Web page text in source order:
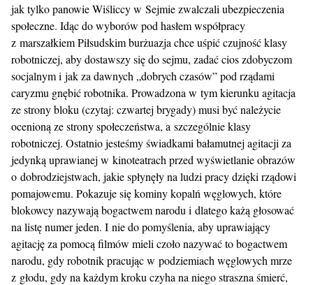
jak tylko panowie Wiśliccy w Sejmie zwalczali ubezpieczenia
społeczne. Idąc do wyborów pod hasłem współpracy
z marszałkiem Piłsudskim burżuazja chce uśpić czujność klasy
robotniczej, aby dostawszy się do sejmu, zadać cios zdobyczom
socjalnym i jak za dawnych „dobrych czasów” pod rządami
caryzmu gnębić robotnika. Prowadzona w tym kierunku agitacja
ze strony bloku (czytaj: czwartej brygady) musi być należycie
ocenioną ze strony społeczeństwa, a szczególnie klasy
robotniczej. Ostatnio jesteśmy świadkami bałamutnej agitacji za
jedynką uprawianej w kinoteatrach przed wyświetlanie obrazów
o dobrodziejstwach, jakie spłynęły na ludzi pracy dzięki rządowi
pomajowemu. Pokazuje się kominy kopalń węglowych, które
blokowcy nazywają bogactwem narodu i dlatego każą głosować
na listę numer jeden. I nie do pomyślenia, aby uprawiający
agitację za pomocą filmów mieli czoło nazywać to bogactwem
narodu, gdy robotnik pracując w podziemiach węglowych mrze
z głodu, gdy na każdym kroku czyha na niego straszna śmierć,